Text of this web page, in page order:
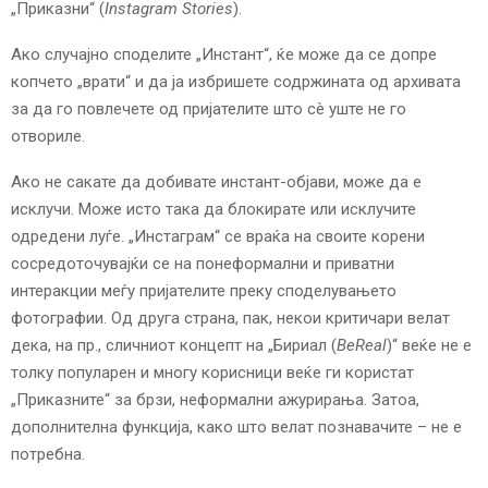
„Приказни“ (Instagram Stories).
Ако случајно споделите „Инстант“, ќе може да се допре
копчето „врати“ и да ја избришете содржината од архивата
за да го повлечете од пријателите што сè уште не го
отвориле.
Ако не сакате да добивате инстант-објави, може да е
исклучи. Може исто така да блокирате или исклучите
одредени луѓе. „Инстаграм“ се враќа на своите корени
сосредоточувајќи се на понеформални и приватни
интеракции меѓу пријателите преку споделувањето
фотографии. Од друга страна, пак, некои критичари велат
дека, на пр., сличниот концепт на „Бириал (BeReal)“ веќе не е
толку популарен и многу корисници веќе ги користат
„Приказните“ за брзи, неформални ажурирања. Затоа,
дополнителна функција, како што велат познавачите – не е
потребна.